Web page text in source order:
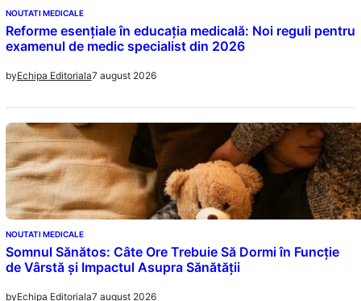
NOUTATI MEDICALE
Reforme esențiale în educația medicală: Noi reguli pentru
examenul de medic specialist din 2026
byEchipa Editoriala7 august 2026
NOUTATI MEDICALE
Somnul Sănătos: Câte Ore Trebuie Să Dormi în Funcție
de Vârstă și Impactul Asupra Sănătății
byEchipa Editoriala7 august 2026